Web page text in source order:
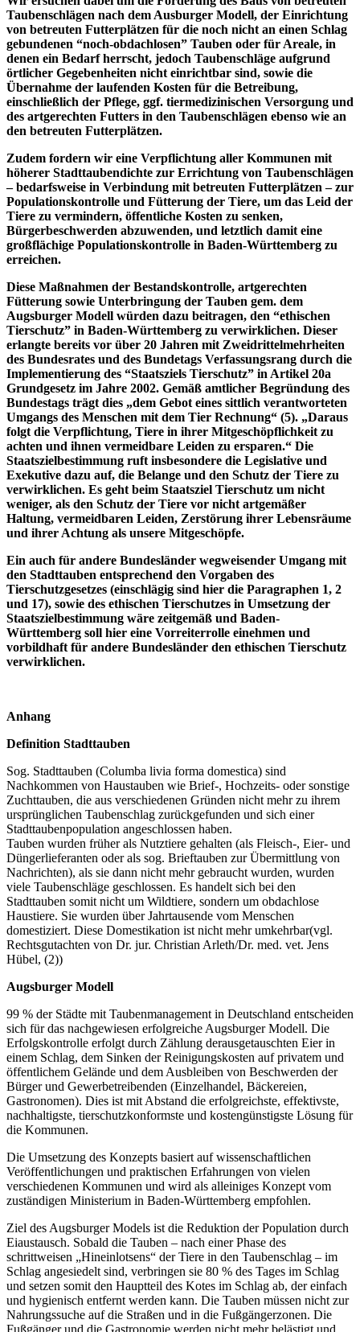
Taubenschlägen nach dem Ausburger Modell, der Einrichtung
von betreuten Futterplätzen für die noch nicht an einen Schlag
gebundenen “noch-obdachlosen” Tauben oder für Areale, in
denen ein Bedarf herrscht, jedoch Taubenschläge aufgrund
örtlicher Gegebenheiten nicht einrichtbar sind, sowie die
Übernahme der laufenden Kosten für die Betreibung,
einschließlich der Pflege, ggf. tiermedizinischen Versorgung und
des artgerechten Futters in den Taubenschlägen ebenso wie an
den betreuten Futterplätzen.
Zudem fordern wir eine Verpflichtung aller Kommunen mit
höherer Stadttaubendichte zur Errichtung von Taubenschlägen
– bedarfsweise in Verbindung mit betreuten Futterplätzen – zur
Populationskontrolle und Fütterung der Tiere, um das Leid der
Tiere zu vermindern, öffentliche Kosten zu senken,
Bürgerbeschwerden abzuwenden, und letztlich damit eine
großflächige Populationskontrolle in Baden-Württemberg zu
erreichen.
Diese Maßnahmen der Bestandskontrolle, artgerechten
Fütterung sowie Unterbringung der Tauben gem. dem
Augsburger Modell würden dazu beitragen, den “ethischen
Tierschutz” in Baden-Württemberg zu verwirklichen. Dieser
erlangte bereits vor über 20 Jahren mit Zweidrittelmehrheiten
des Bundesrates und des Bundetags Verfassungsrang durch die
Implementierung des “Staatsziels Tierschutz” in Artikel 20a
Grundgesetz im Jahre 2002. Gemäß amtlicher Begründung des
Bundestags trägt dies „dem Gebot eines sittlich verantworteten
Umgangs des Menschen mit dem Tier Rechnung“ (5). „Daraus
folgt die Verpflichtung, Tiere in ihrer Mitgeschöpflichkeit zu
achten und ihnen vermeidbare Leiden zu ersparen.“ Die
Staatszielbestimmung ruft insbesondere die Legislative und
Exekutive dazu auf, die Belange und den Schutz der Tiere zu
verwirklichen. Es geht beim Staatsziel Tierschutz um nicht
weniger, als den Schutz der Tiere vor nicht artgemäßer
Haltung, vermeidbaren Leiden, Zerstörung ihrer Lebensräume
und ihrer Achtung als unsere Mitgeschöpfe.
Ein auch für andere Bundesländer wegweisender Umgang mit
den Stadttauben entsprechend den Vorgaben des
Tierschutzgesetzes (einschlägig sind hier die Paragraphen 1, 2
und 17), sowie des ethischen Tierschutzes in Umsetzung der
Staatszielbestimmung wäre zeitgemäß und Baden-
Württemberg soll hier eine Vorreiterrolle einehmen und
vorbildhaft für andere Bundesländer den ethischen Tierschutz
verwirklichen.
Anhang
Definition Stadttauben
Sog. Stadttauben (Columba livia forma domestica) sind
Nachkommen von Haustauben wie Brief-, Hochzeits- oder sonstige
Zuchttauben, die aus verschiedenen Gründen nicht mehr zu ihrem
ursprünglichen Taubenschlag zurückgefunden und sich einer
Stadttaubenpopulation angeschlossen haben.
Tauben wurden früher als Nutztiere gehalten (als Fleisch-, Eier- und
Düngerlieferanten oder als sog. Brieftauben zur Übermittlung von
Nachrichten), als sie dann nicht mehr gebraucht wurden, wurden
viele Taubenschläge geschlossen. Es handelt sich bei den
Stadttauben somit nicht um Wildtiere, sondern um obdachlose
Haustiere. Sie wurden über Jahrtausende vom Menschen
domestiziert. Diese Domestikation ist nicht mehr umkehrbar(vgl.
Rechtsgutachten von Dr. jur. Christian Arleth/Dr. med. vet. Jens
Hübel, (2))
Augsburger Modell
99 % der Städte mit Taubenmanagement in Deutschland entscheiden
sich für das nachgewiesen erfolgreiche Augsburger Modell. Die
Erfolgskontrolle erfolgt durch Zählung derausgetauschten Eier in
einem Schlag, dem Sinken der Reinigungskosten auf privatem und
öffentlichem Gelände und dem Ausbleiben von Beschwerden der
Bürger und Gewerbetreibenden (Einzelhandel, Bäckereien,
Gastronomen). Dies ist mit Abstand die erfolgreichste, effektivste,
nachhaltigste, tierschutzkonformste und kostengünstigste Lösung für
die Kommunen.
Die Umsetzung des Konzepts basiert auf wissenschaftlichen
Veröffentlichungen und praktischen Erfahrungen von vielen
verschiedenen Kommunen und wird als alleiniges Konzept vom
zuständigen Ministerium in Baden-Württemberg empfohlen.
Ziel des Augsburger Models ist die Reduktion der Population durch
Eiaustausch. Sobald die Tauben – nach einer Phase des
schrittweisen „Hineinlotsens“ der Tiere in den Taubenschlag – im
Schlag angesiedelt sind, verbringen sie 80 % des Tages im Schlag
und setzen somit den Hauptteil des Kotes im Schlag ab, der einfach
und hygienisch entfernt werden kann. Die Tauben müssen nicht zur
Nahrungssuche auf die Straßen und in die Fußgängerzonen. Die